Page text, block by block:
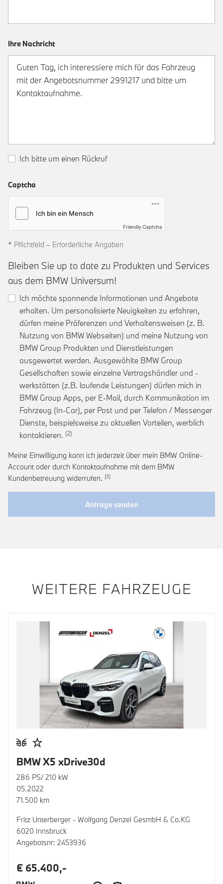
Ihre Nachricht
Ich bitte um einen Rückruf
Captcha
Friendly Captcha
* Pflichtfeld – Erforderliche Angaben
Bleiben Sie up to date zu Produkten und Services
aus dem BMW Universum!
Ich möchte spannende Informationen und Angebote
erhalten. Um personalisierte Neuigkeiten zu erfahren,
dürfen meine Präferenzen und Verhaltensweisen (z. B.
Nutzung von BMW Webseiten) und meine Nutzung von
BMW Group Produkten und Dienstleistungen
ausgewertet werden. Ausgewählte BMW Group
Gesellschaften sowie einzelne Vertragshändler und -
werkstätten (z.B. laufende Leistungen) dürfen mich in
BMW Group Apps, per E-Mail, durch Kommunikation im
Fahrzeug (In-Car), per Post und per Telefon / Messenger
Dienste, beispielsweise zu aktuellen Vorteilen, werblich
kontaktieren. Link zur Fußnote: Einwilligung zur
Meine Einwilligung kann ich jederzeit über mein BMW Online-
Account oder durch Kontaktaufnahme mit dem BMW
Kundenbetreuung widerrufen. Link zur Fußnote: Widerruf der
Anfrage senden
WEITERE FAHRZEUGE
BMW X5 xDrive30d
286 PS/ 210 kW
05.2022
71.500 km
Fritz Unterberger - Wolfgang Denzel GesmbH & Co.KG
6020 Innsbruck
Angebotsnr: 2453936
€ 65.400,-